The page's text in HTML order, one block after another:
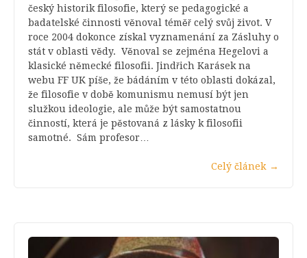
český historik filosofie, který se pedagogické a
badatelské činnosti věnoval téměř celý svůj život. V
roce 2004 dokonce získal vyznamenání za Zásluhy o
stát v oblasti vědy. Věnoval se zejména Hegelovi a
klasické německé filosofii. Jindřich Karásek na
webu FF UK píše, že bádáním v této oblasti dokázal,
že filosofie v době komunismu nemusí být jen
služkou ideologie, ale může být samostatnou
činností, která je pěstovaná z lásky k filosofii
samotné. Sám profesor…
Celý článek →